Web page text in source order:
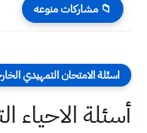
📁 مشاركات منوعه
اسئلة الامتحان التمهيدي
أسئلة